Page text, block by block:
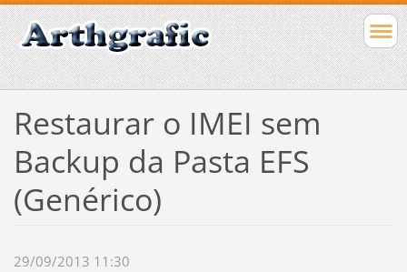
Restaurar o IMEI sem
Backup da Pasta EFS
(Genérico)
29/09/2013 11:30